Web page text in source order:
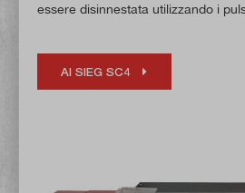
essere disinnestata utilizzando i
Al SIEG SC4